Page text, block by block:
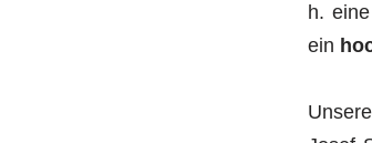
h.
ein